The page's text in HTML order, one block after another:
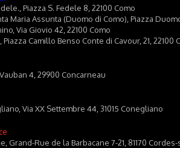
Piazza S. Fedele 8, 22100 Como
Maria Assunta (Duomo di Como), Piazza
Via Giovio 42, 22100 Como
Camillo Benso Conte di Cavour, 21, 22100
4, 29900 Concarneau
Via XX Settembre 44, 31015 Conegliano
Grand-Rue de la Barbacane 7-21, 81170